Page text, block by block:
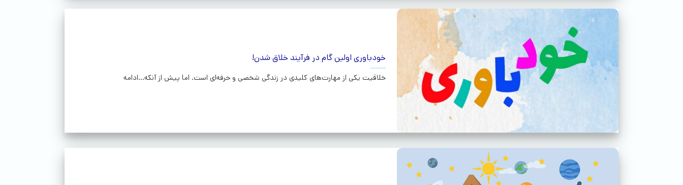
خودباوری اولین گام در فرآیند خلاق شدن!
خلاقیت یکی از مهارت‌های کلیدی در زندگی شخصی و حرفه‌ای است. اما پیش از آنکه...ادامه